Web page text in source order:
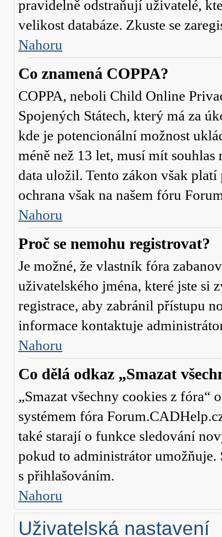
pravidelně odstraňují uživatelé,
velikost databáze. Zkuste se
Nahoru
Co znamená COPPA?
COPPA, neboli Child Online
Spojených Státech, který má za
kde je potencionální možnost
méně než 13 let, musí mít
data uložil. Tento zákon však
ochrana však na našem fóru
Nahoru
Proč se nemohu registrovat?
Je možné, že vlastník fóra
uživatelského jména, které jste
registrace, aby zabránil přístupu
informace kontaktuje
Nahoru
Co dělá odkaz „Smazat
„Smazat všechny cookies z fóra“
systémem fóra
také starají o funkce sledování
pokud to administrátor umožňuje.
s přihlašováním.
Nahoru
Uživatelská nastavení